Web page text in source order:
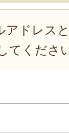
アドレス
てくださ